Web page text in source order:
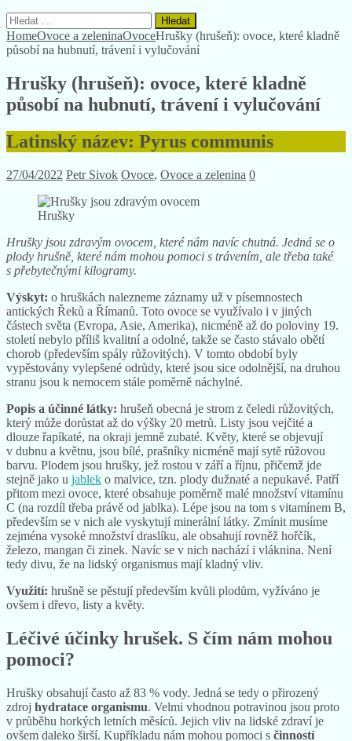
Vyhledávání
HomeOvoce a zeleninaOvoceHrušky (hrušeň): ovoce, které kladně
působí na hubnutí, trávení i vylučování
Hrušky (hrušeň): ovoce, které kladně
působí na hubnutí, trávení i vylučování
Latinský název: Pyrus communis
27/04/2022 Petr Sivok Ovoce, Ovoce a zelenina 0
Hrušky
Hrušky jsou zdravým ovocem, které nám navíc chutná. Jedná se o
plody hrušně, které nám mohou pomoci s trávením, ale třeba také
s přebytečnými kilogramy.
Výskyt: o hruškách nalezneme záznamy už v písemnostech
antických Řeků a Římanů. Toto ovoce se využívalo i v jiných
částech světa (Evropa, Asie, Amerika), nicméně až do poloviny 19.
století nebylo příliš kvalitní a odolné, takže se často stávalo obětí
chorob (především spály růžovitých). V tomto období byly
vypěstovány vylepšené odrůdy, které jsou sice odolnější, na druhou
stranu jsou k nemocem stále poměrně náchylné.
Popis a účinné látky: hrušeň obecná je strom z čeledi růžovitých,
který může dorůstat až do výšky 20 metrů. Listy jsou vejčité a
dlouze řapíkaté, na okraji jemně zubaté. Květy, které se objevují
v dubnu a květnu, jsou bílé, prašníky nicméně mají sytě růžovou
barvu. Plodem jsou hrušky, jež rostou v září a říjnu, přičemž jde
stejně jako u jablek o malvice, tzn. plody dužnaté a nepukavé. Patří
přitom mezi ovoce, které obsahuje poměrně malé množství vitamínu
C (na rozdíl třeba právě od jablka). Lépe jsou na tom s vitamínem B,
především se v nich ale vyskytují minerální látky. Zmínit musíme
zejména vysoké množství draslíku, ale obsahují rovněž hořčík,
železo, mangan či zinek. Navíc se v nich nachází i vláknina. Není
tedy divu, že na lidský organismus mají kladný vliv.
Využití: hrušně se pěstují především kvůli plodům, vyžíváno je
ovšem i dřevo, listy a květy.
Léčivé účinky hrušek. S čím nám mohou
pomoci?
Hrušky obsahují často až 83 % vody. Jedná se tedy o přirozený
zdroj hydratace organismu. Velmi vhodnou potravinou jsou proto
v průběhu horkých letních měsíců. Jejich vliv na lidské zdraví je
ovšem daleko širší. Kupříkladu nám mohou pomoci s činností